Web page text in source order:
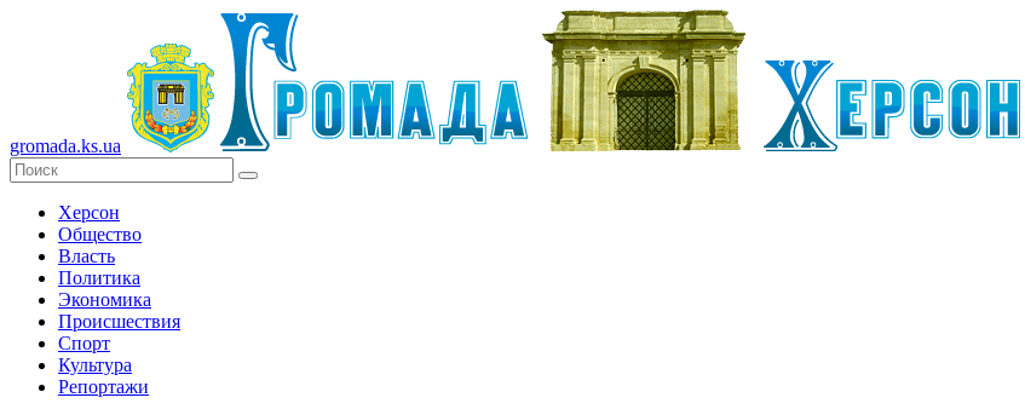
gromada.ks.ua
Херсон
Общество
Власть
Политика
Экономика
Происшествия
Спорт
Культура
Репортажи